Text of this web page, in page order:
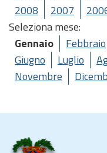
2008
2007
Seleziona mese:
Gennaio
Febbraio
Giugno
Luglio
Novembre